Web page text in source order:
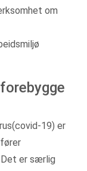
om
19) er
er særlig